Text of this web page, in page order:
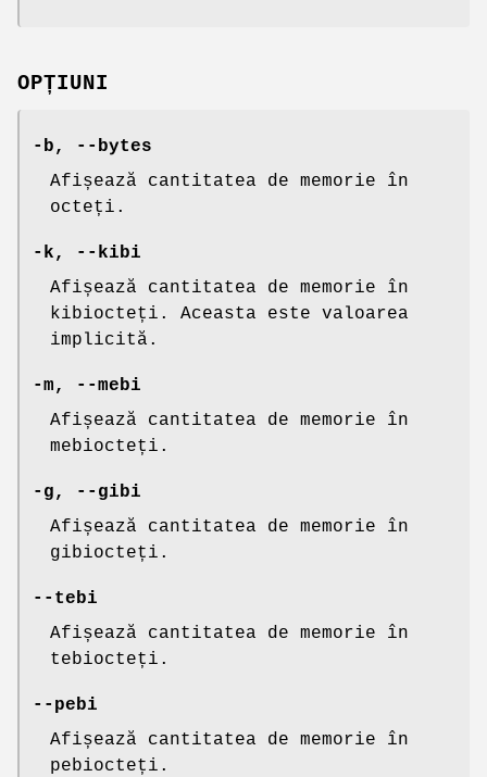
OPȚIUNI
-b,
--bytes
Afișează cantitatea de memorie în
octeți.
-k,
--kibi
Afișează cantitatea de memorie în
kibiocteți. Aceasta este valoarea
implicită.
-m,
--mebi
Afișează cantitatea de memorie în
mebiocteți.
-g,
--gibi
Afișează cantitatea de memorie în
gibiocteți.
--tebi
Afișează cantitatea de memorie în
tebiocteți.
--pebi
Afișează cantitatea de memorie în
pebiocteți.